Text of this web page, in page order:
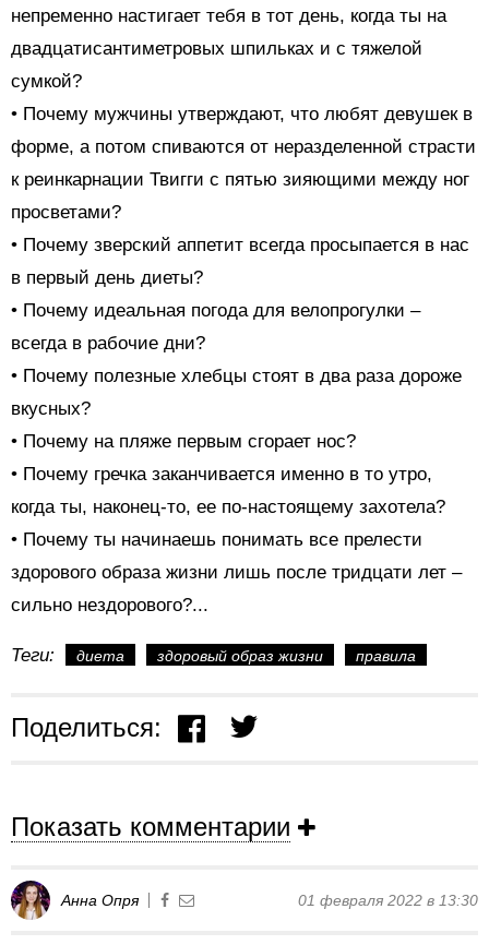
непременно настигает тебя в тот день, когда ты на
двадцатисантиметровых шпильках и с тяжелой
сумкой?
• Почему мужчины утверждают, что любят девушек в
форме, а потом спиваются от неразделенной страсти
к реинкарнации Твигги с пятью зияющими между ног
просветами?
• Почему зверский аппетит всегда просыпается в нас
в первый день диеты?
• Почему идеальная погода для велопрогулки –
всегда в рабочие дни?
• Почему полезные хлебцы стоят в два раза дороже
вкусных?
• Почему на пляже первым сгорает нос?
• Почему гречка заканчивается именно в то утро,
когда ты, наконец-то, ее по-настоящему захотела?
• Почему ты начинаешь понимать все прелести
здорового образа жизни лишь после тридцати лет –
сильно нездорового?...
Теги: диета здоровый образ жизни правила
Поделиться:
Показать комментарии
Анна Опря 01 февраля 2022 в 13:30